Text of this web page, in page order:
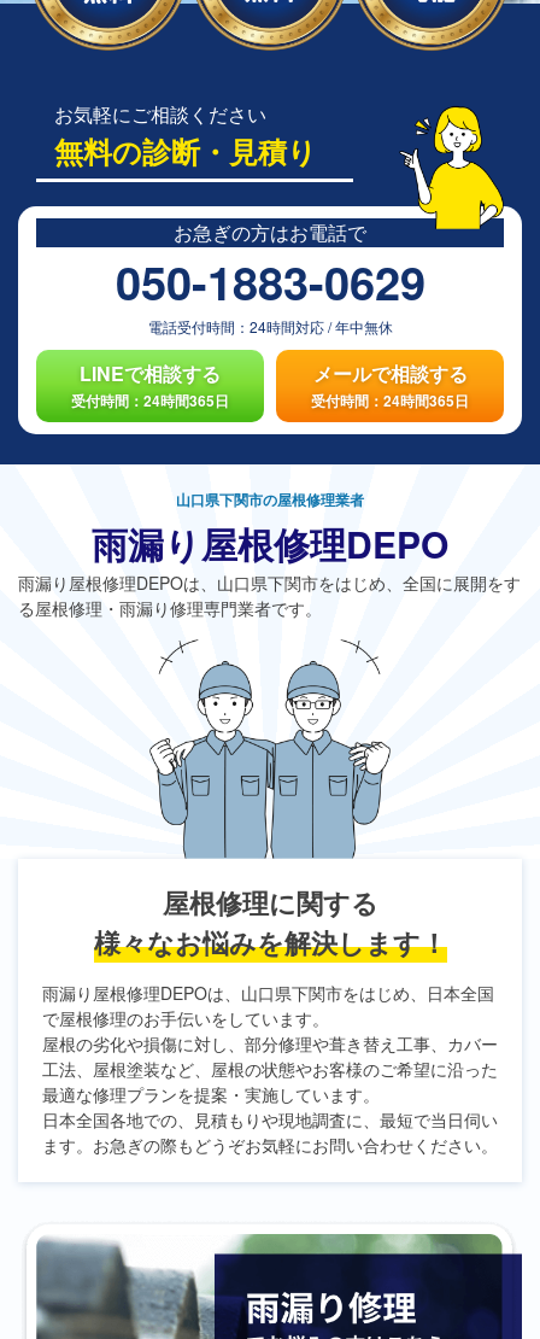
お気軽にご相談ください
無料の診断・見積り
お急ぎの方はお電話で
050-1883-0629
電話受付時間： 24時間対応/年中無休
LINEで相談する
受付時間：24時間365日
メールで相談する
受付時間：24時間365日
山口県下関市の屋根修理業者
雨漏り屋根修理DEPO
雨漏り屋根修理DEPOは、山口県下関市をはじめ、全国に展開をす
る屋根修理・雨漏り修理専門業者です。
屋根修理に関する
様々なお悩みを解決します！
雨漏り屋根修理DEPOは、山口県下関市をはじめ、日本全国
で屋根修理のお手伝いをしています。
屋根の劣化や損傷に対し、部分修理や葺き替え工事、カバー
工法、屋根塗装など、屋根の状態やお客様のご希望に沿った
最適な修理プランを提案・実施しています。
日本全国各地での、見積もりや現地調査に、最短で当日伺い
ます。お急ぎの際もどうぞお気軽にお問い合わせください。